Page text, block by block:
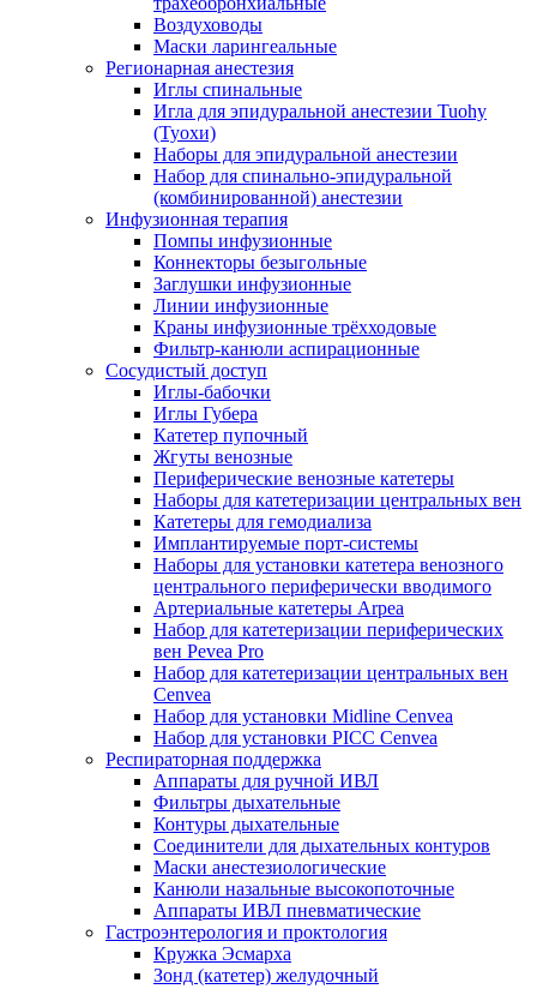
Воздуховоды
Маски ларингеальные
Регионарная анестезия
Иглы спинальные
Игла для эпидуральной анестезии Tuohy
(Туохи)
Наборы для эпидуральной анестезии
Набор для спинально-эпидуральной
(комбинированной) анестезии
Инфузионная терапия
Помпы инфузионные
Коннекторы безыгольные
Заглушки инфузионные
Линии инфузионные
Краны инфузионные трёхходовые
Фильтр-канюли аспирационные
Сосудистый доступ
Иглы-бабочки
Иглы Губера
Катетер пупочный
Жгуты венозные
Периферические венозные катетеры
Наборы для катетеризации центральных вен
Катетеры для гемодиализа
Имплантируемые порт‑системы
Наборы для установки катетера венозного
центрального периферически вводимого
Артериальные катетеры Arpea
Набор для катетеризации периферических
вен Pevea Pro
Набор для катетеризации центральных вен
Cenvea
Набор для установки Midline Cenvea
Набор для установки PICC Cenvea
Респираторная поддержка
Аппараты для ручной ИВЛ
Фильтры дыхательные
Контуры дыхательные
Соединители для дыхательных контуров
Маски анестезиологические
Канюли назальные высокопоточные
Аппараты ИВЛ пневматические
Гастроэнтерология и проктология
Кружка Эсмарха
Зонд (катетер) желудочный